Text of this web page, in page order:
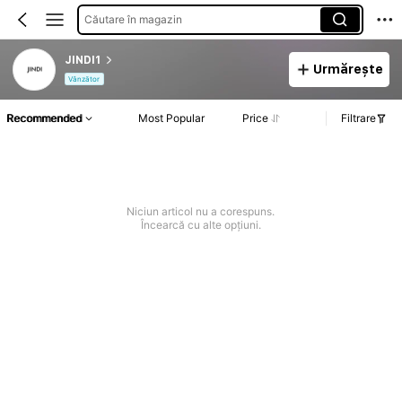
Căutare în magazin
JINDI1
Vânzător
Urmărește
Recommended Most Popular Price Filtrare
Niciun articol nu a corespuns.
Încearcă cu alte opțiuni.